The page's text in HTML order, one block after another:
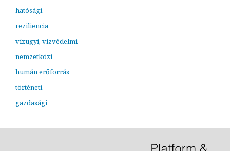
hatósági
reziliencia
vízügyi, vízvédelmi
nemzetközi
humán erőforrás
történeti
gazdasági